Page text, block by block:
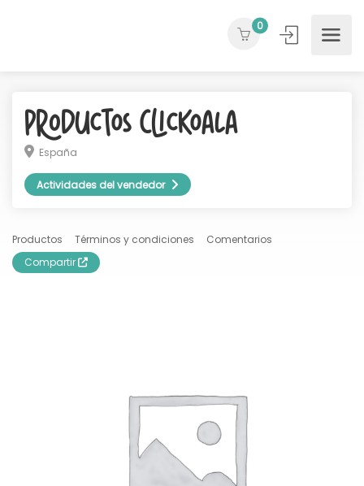
0
Productos ClicKoala
España
Actividades del vendedor
Productos Términos y condiciones
Comentarios
Compartir